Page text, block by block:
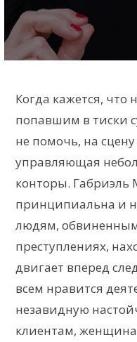
Когда кажется,
попавшим в тиски
не помочь, на
управляющая
конторы. Габриэль
принципиальна и
людям,
преступлениях,
двигает вперед
всем нравится
незавидную
клиентам, женщина